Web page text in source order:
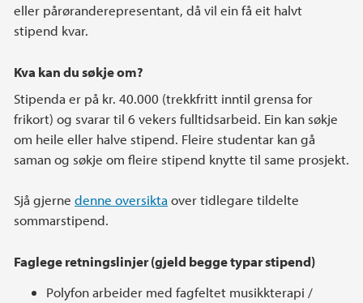
eller pårøranderepresentant, då vil ein få eit halvt
stipend kvar.
Kva kan du søkje om?
Stipenda er på kr. 40.000 (trekkfritt inntil grensa for
frikort) og svarar til 6 vekers fulltidsarbeid. Ein kan søkje
om heile eller halve stipend. Fleire studentar kan gå
saman og søkje om fleire stipend knytte til same prosjekt.
Sjå gjerne denne oversikta over tidlegare tildelte
sommarstipend.
Faglege retningslinjer (gjeld begge typar stipend)
Polyfon arbeider med fagfeltet musikkterapi /